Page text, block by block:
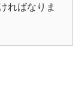
ればなりま